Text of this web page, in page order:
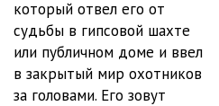
который отвел его от
судьбы в гипсовой шахте
или публичном доме и ввел
в закрытый мир охотников
за головами. Его зовут